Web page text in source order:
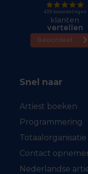
Snel naar
Artiest boeken
Programmering
Totaalorganisatie
Contact
Nederlandse